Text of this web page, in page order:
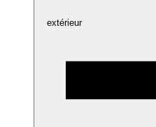
extérieur